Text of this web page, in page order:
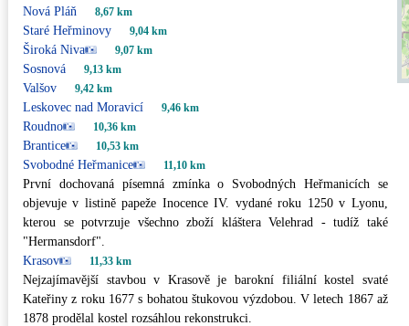
Nová Pláň 8,67 km
Staré Heřminovy 9,04 km
Široká Niva 9,07 km
Sosnová 9,13 km
Valšov 9,42 km
Leskovec nad Moravicí 9,46 km
Roudno 10,36 km
Brantice 10,53 km
Svobodné Heřmanice 11,10 km
První dochovaná písemná zmínka o Svobodných Heřmanicích se
objevuje v listině papeže Inocence IV. vydané roku 1250 v Lyonu,
kterou se potvrzuje všechno zboží kláštera Velehrad - tudíž také
"Hermansdorf".
Krasov
11,33 km
Nejzajímavější stavbou v Krasově je barokní filiální kostel svaté
Kateřiny z roku 1677 s bohatou štukovou výzdobou. V letech 1867 až
1878 prodělal kostel rozsáhlou rekonstrukci.